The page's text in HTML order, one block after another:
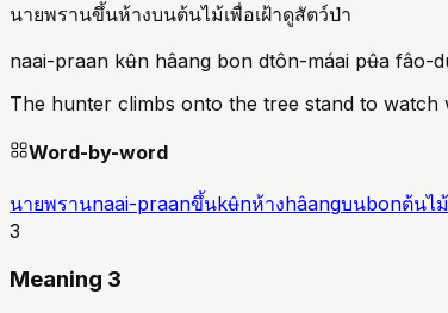
นายพรานขึ้นห้างบนต้นไม้เพื่อเฝ้าดูสัตว์ป่า
naai-praan kʉ̂n hâang bon dtôn-máai pʉ̂a fâo-
The hunter climbs onto the tree stand to watch
Word-by-word
นายพรานnaai-praanขึ้นkʉ̂nห้างhâangบนbonต้นไม้
3
Meaning 3